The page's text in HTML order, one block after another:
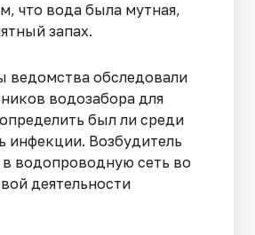
что вода была мутная,
запах.
ведомства обследовали
водозабора для
был ли среди
инфекции. Возбудитель
в водопроводную сеть во
деятельности